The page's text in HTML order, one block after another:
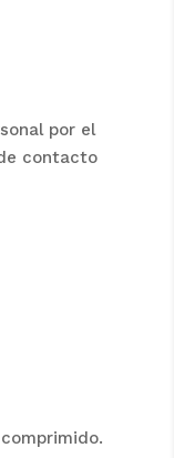
por el
contacto